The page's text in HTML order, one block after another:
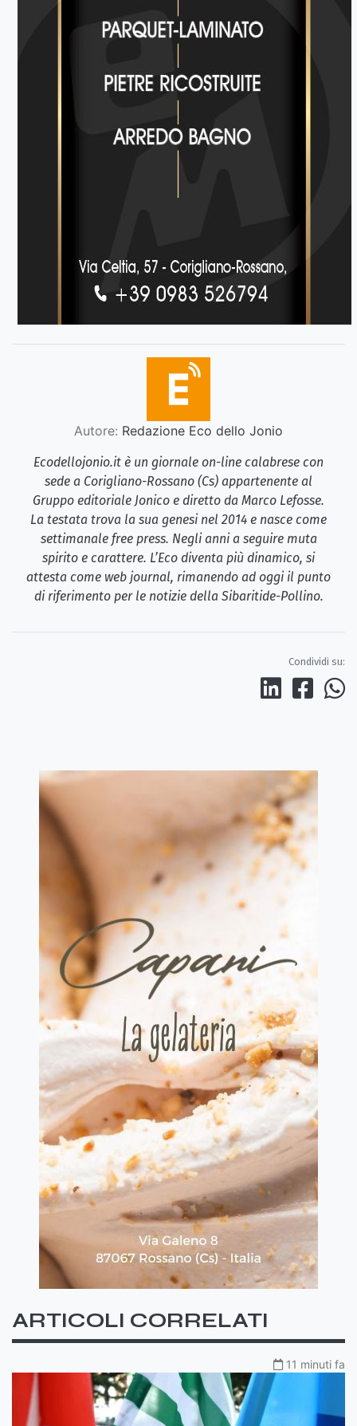
Autore: Redazione Eco dello Jonio
Ecodellojonio.it è un giornale on-line calabrese con
sede a Corigliano-Rossano (Cs) appartenente al
Gruppo editoriale Jonico e diretto da Marco Lefosse.
La testata trova la sua genesi nel 2014 e nasce come
settimanale free press. Negli anni a seguire muta
spirito e carattere. L’Eco diventa più dinamico, si
attesta come web journal, rimanendo ad oggi il punto
di riferimento per le notizie della Sibaritide-Pollino.
Condividi su:
ARTICOLI CORRELATI
11 minuti fa